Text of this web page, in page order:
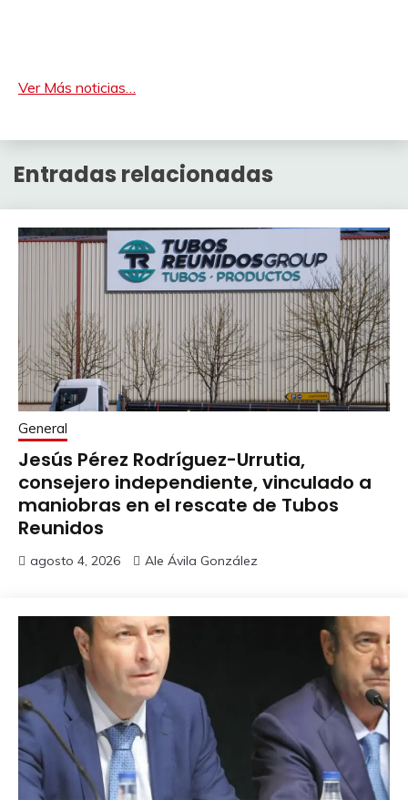
Ver Más noticias…
Entradas relacionadas
General
Jesús Pérez Rodríguez-Urrutia,
consejero independiente, vinculado a
maniobras en el rescate de Tubos
Reunidos
agosto 4, 2026 Ale Ávila González